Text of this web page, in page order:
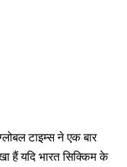
टाइम्स ने एक बार
हैं यदि भारत सिक्किम के